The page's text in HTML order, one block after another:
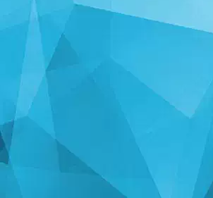
14245 Lojëra